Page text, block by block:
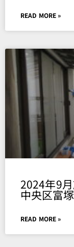
READ MORE »
2024
中央
READ MORE »